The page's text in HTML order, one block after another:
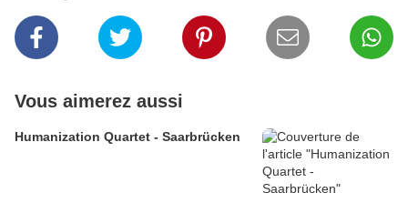
Vous aimerez aussi
Humanization Quartet - Saarbrücken